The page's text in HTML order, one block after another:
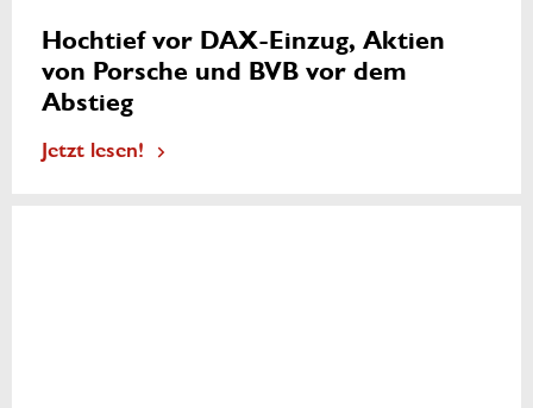
Hochtief vor DAX-Einzug, Aktien
von Porsche und BVB vor dem
Abstieg
Jetzt lesen!